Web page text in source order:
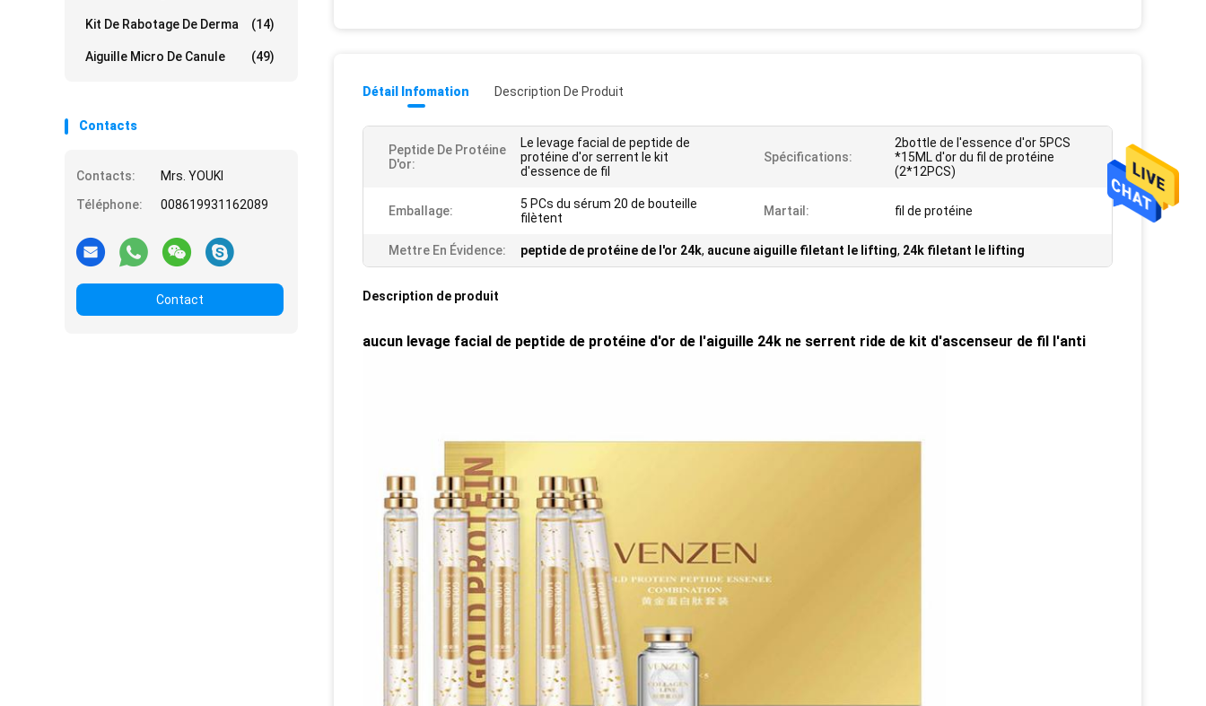
Kit De Rabotage De Derma (14)
Aiguille Micro De Canule (49)
Contacts
Contacts:
Mrs. YOUKI
Téléphone:
008619931162089
Contact
Détail Infomation Description De Produit
Peptide De Protéine
D'or:
Le levage facial de peptide de
protéine d'or serrent le kit
d'essence de fil
Spécifications:
2bottle de l'essence d'or 5PCS
*15ML d'or du fil de protéine
(2*12PCS)
Emballage:
5 PCs du sérum 20 de bouteille
filètent
Martail: fil de protéine
Mettre En Évidence: peptide de protéine de l'or 24k, aucune aiguille filetant le lifting, 24k filetant le lifting
Description de produit
aucun levage facial de peptide de protéine d'or de l'aiguille 24k ne serrent ride de kit d'ascenseur de fil l'anti